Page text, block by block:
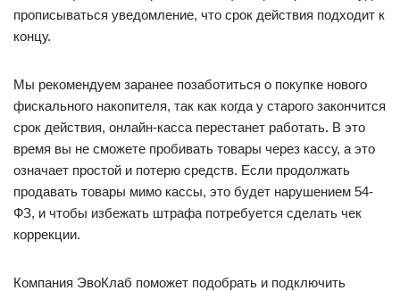
прописываться уведомление, что срок действия подходит к
концу.
Мы рекомендуем заранее позаботиться о покупке нового
фискального накопителя, так как когда у старого закончится
срок действия, онлайн-касса перестанет работать. В это
время вы не сможете пробивать товары через кассу, а это
означает простой и потерю средств. Если продолжать
продавать товары мимо кассы, это будет нарушением 54-
ФЗ, и чтобы избежать штрафа потребуется сделать чек
коррекции.
Компания ЭвоКлаб поможет подобрать и подключить